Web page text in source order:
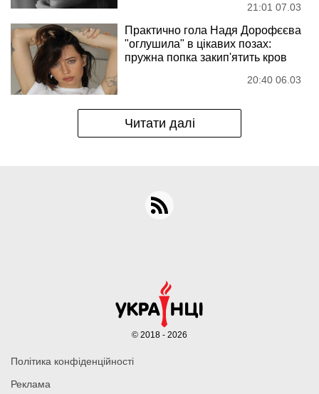
21:01 07.03
Практично гола Надя Дорофєєва
"оглушила" в цікавих позах:
пружна попка закип'ятить кров
20:40 06.03
Читати далі
Політика конфіденційності
Реклама
© 2018 - 2026